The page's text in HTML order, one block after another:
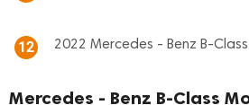
12 2022 Mercedes - Benz B-Class
Mercedes - Benz B-Class